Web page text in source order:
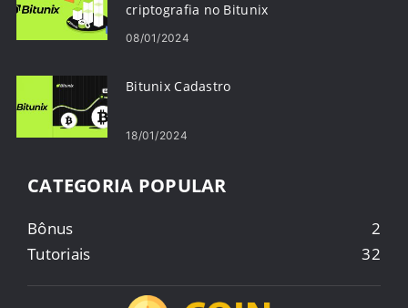
criptografia no Bitunix
08/01/2024
Bitunix Cadastro
18/01/2024
CATEGORIA POPULAR
Bônus
2
Tutoriais
32